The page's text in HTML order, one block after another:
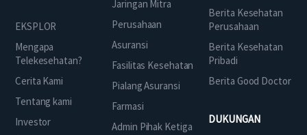
EKSPLOR
Mengapa
Telekesehatan?
Cerita Kami
Tentang kami
Investor
Jaringan Mitra
Perusahaan
Asuransi
Fasilitas Kesehatan
Pialang Asuransi
Farmasi
Admin Pihak Ketiga
Berita Kesehatan
Perusahaan
Berita Kesehatan
Pribadi
Berita Good Doctor
DUKUNGAN